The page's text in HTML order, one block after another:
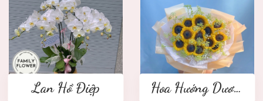
Lan Hồ Điệp Hoa Hướng Dương